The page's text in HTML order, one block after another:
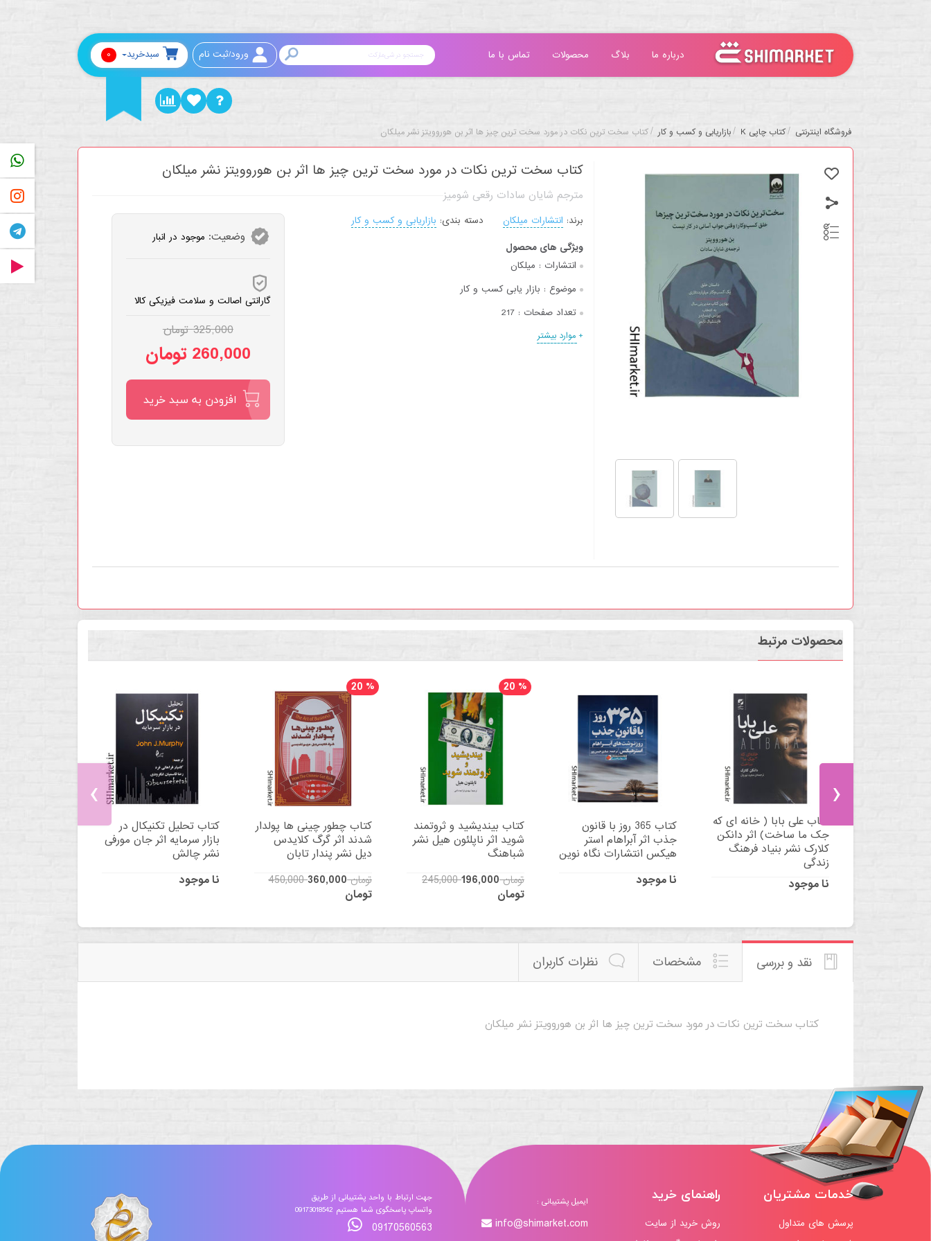
درباره ما بلاگ محصولات تماس با ما ورود/ثبت نام سبدخرید 0
فروشگاه اینترنتی /کتاب چاپی K /بازاریابی و کسب و کار /کتاب سخت ترین نکات در مورد سخت ترین چیز ها اثر بن هوروویتز نشر میلکان
کتاب سخت ترین نکات در مورد سخت ترین چیز ها اثر بن هوروویتز نشر میلکان
مترجم شایان سادات رقعی شومیز
برند: انتشارات میلکان دسته بندی: بازاریابی و کسب و کار
ویژگی های محصول
انتشارات : میلکان
موضوع : بازار یابی کسب و کار
تعداد صفحات :217
+ موارد بیشتر
وضعیت: موجود در انبار
گارانتی اصالت و سلامت فیزیکی کالا
325,000 تومان
260,000 تومان
افزودن به سبد خرید
محصولات مرتبط
کتاب تحلیل تکنیکال در
بازار سرمایه اثر جان مورفی
نشر چالش
نا موجود
کتاب چطور چینی ها پولدار
شدند اثر گرگ کلایدس
دیل نشر پندار تابان
20 %
450,000 تومان360,000
تومان
کتاب بیندیشید و ثروتمند
شوید اثر ناپلئون هیل نشر
شباهنگ
20 %
245,000 تومان196,000
تومان
کتاب 365 روز با قانون
جذب اثر آبراهام استر
هیکس انتشارات نگاه نوین
نا موجود
کتاب علی بابا ( خانه ای که
جک ما ساخت) اثر دانکن
کلارک نشر بنیاد فرهنگ
زندگی
نا موجود
‹ ›
نقد و بررسی مشخصات نظرات کاربران
کتاب سخت ترین نکات در مورد سخت ترین چیز ها اثر بن هوروویتز نشر میلکان
خدمات مشتریان
پرسش های متداول
راهنمای خرید
روش خرید از سایت
ایمیل پشتیبانی :
info@shimarket.com
جهت ارتباط با واحد پشتیبانی از طریق
واتساپ پاسخگوی شما هستیم 09173018542
09170560563